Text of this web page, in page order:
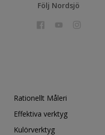
Följ Nordsjö
Rationellt Måleri
Effektiva verktyg
Kulörverktyg